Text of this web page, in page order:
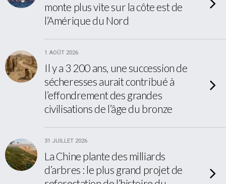
monte plus vite sur la côte est de
l’Amérique du Nord
1 AOÛT 2026
Il y a 3 200 ans, une succession de
sécheresses aurait contribué à
l’effondrement des grandes
civilisations de l’âge du bronze
31 JUILLET 2026
La Chine plante des milliards
d’arbres : le plus grand projet de